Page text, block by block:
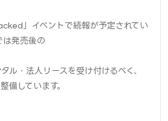
」イベントで続報が予定されてい
発売後の
ル・法人リースを受け付けるべく、
備しています。